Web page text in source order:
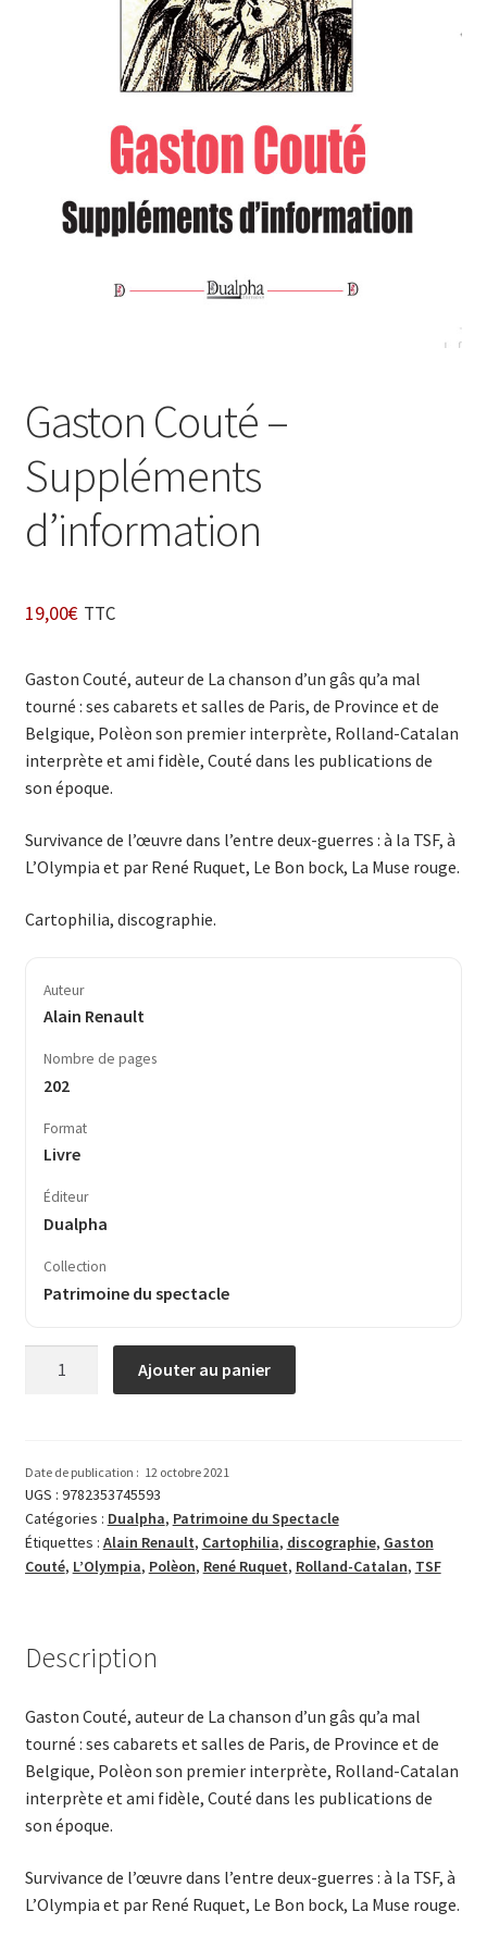
Login Customizer
Qui sommes-nous ?
Gaston Couté –
Suppléments
d’information
19,00€ TTC
Gaston Couté, auteur de La chanson d’un gâs qu’a mal
tourné : ses cabarets et salles de Paris, de Province et de
Belgique, Polèon son premier interprète, Rolland-Catalan
interprète et ami fidèle, Couté dans les publications de
son époque.
Survivance de l’œuvre dans l’entre deux-guerres : à la TSF, à
L’Olympia et par René Ruquet, Le Bon bock, La Muse rouge.
Cartophilia, discographie.
Auteur
Alain Renault
Nombre de pages
202
Format
Livre
Éditeur
Dualpha
Collection
Patrimoine du spectacle
-
Suppléments
d’information
Ajouter au panier
Date de publication : 12 octobre 2021
UGS : 9782353745593
Catégories : Dualpha, Patrimoine du Spectacle
Étiquettes : Alain Renault, Cartophilia, discographie, Gaston
Couté, L’Olympia, Polèon, René Ruquet, Rolland-Catalan, TSF
Description
Gaston Couté, auteur de La chanson d’un gâs qu’a mal
tourné : ses cabarets et salles de Paris, de Province et de
Belgique, Polèon son premier interprète, Rolland-Catalan
interprète et ami fidèle, Couté dans les publications de
son époque.
Survivance de l’œuvre dans l’entre deux-guerres : à la TSF, à
L’Olympia et par René Ruquet, Le Bon bock, La Muse rouge.